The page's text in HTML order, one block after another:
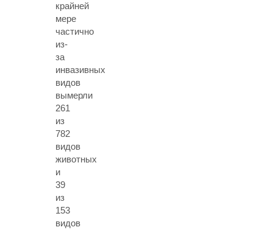
крайней
мере
частично
из-
за
инвазивных
видов
вымерли
261
из
782
видов
животных
и
39
из
153
видов